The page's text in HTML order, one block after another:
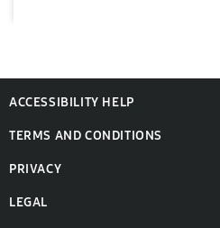
ACCESSIBILITY HELP
TERMS AND CONDITIONS
PRIVACY
LEGAL